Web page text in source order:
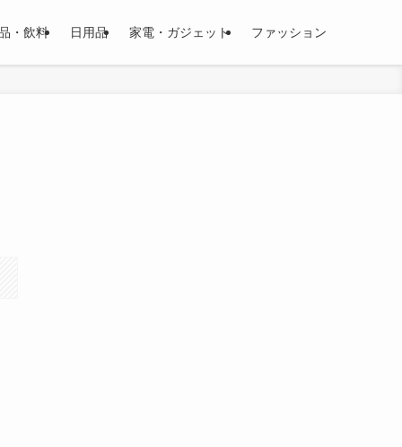
・飲料 日用品 家電・ガジェット ファッション